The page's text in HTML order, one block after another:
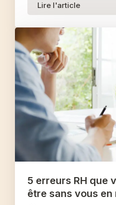
Lire l'article
5 erreurs RH que
être sans vous